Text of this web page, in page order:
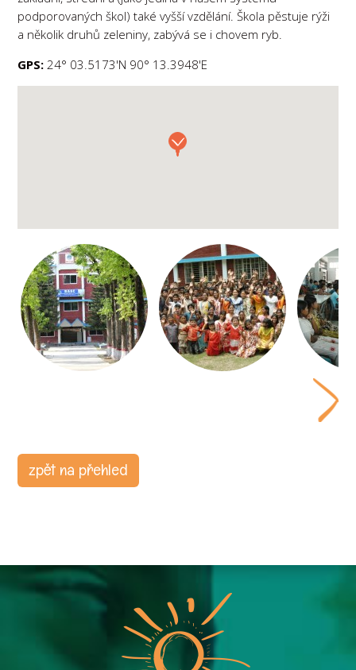
podporovaných škol) také vyšší vzdělání. Škola pěstuje rýži
a několik druhů zeleniny, zabývá se i chovem ryb.
GPS: 24° 03.5173'N 90° 13.3948'E
zpět na přehled